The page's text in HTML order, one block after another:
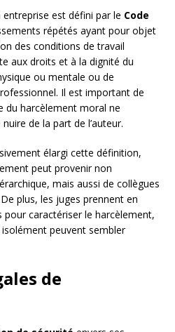
entreprise est défini par le Code
répétés ayant pour objet
des conditions de travail
aux droits et à la dignité du
ou mentale ou de
Il est important de
du harcèlement moral ne
de la part de l’auteur.
élargi cette définition,
peut provenir non
mais aussi de collègues
plus, les juges prennent en
pour caractériser le harcèlement,
peuvent sembler
de